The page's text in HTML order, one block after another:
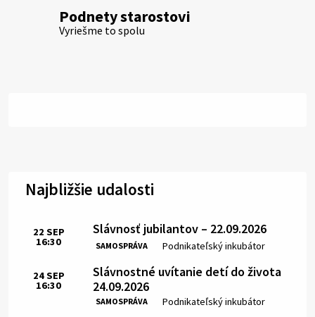
Podnety starostovi
Vyriešme to spolu
Najbližšie udalosti
Slávnosť jubilantov – 22.09.2026
SAMOSPRÁVA Miesto:
Podnikateľský inkubátor
Čas:
22 SEP
16:30
Slávnostné uvítanie detí do života
24.09.2026
SAMOSPRÁVA Miesto:
Podnikateľský inkubátor
Čas:
24SEP
16:30